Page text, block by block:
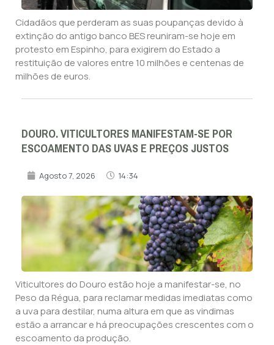
Cidadãos que perderam as suas poupanças devido à
extinção do antigo banco BES reuniram-se hoje em
protesto em Espinho, para exigirem do Estado a
restituição de valores entre 10 milhões e centenas de
milhões de euros.
DOURO. VITICULTORES MANIFESTAM-SE POR
ESCOAMENTO DAS UVAS E PREÇOS JUSTOS
Agosto 7, 2026 14:34
Viticultores do Douro estão hoje a manifestar-se, no
Peso da Régua, para reclamar medidas imediatas como
a uva para destilar, numa altura em que as vindimas
estão a arrancar e há preocupações crescentes com o
escoamento da produção.